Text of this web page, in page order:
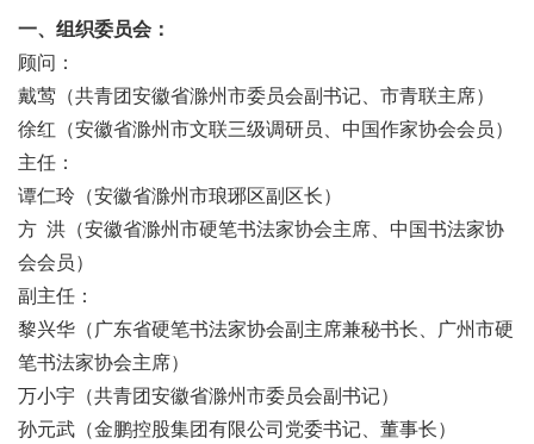
一、组织委员会：
顾问：
戴莺（共青团安徽省滁州市委员会副书记、市青联主席）
徐红（安徽省滁州市文联三级调研员、中国作家协会会员）
主任：
谭仁玲（安徽省滁州市琅琊区副区长）
方 洪（安徽省滁州市硬笔书法家协会主席、中国书法家协
会会员）
副主任：
黎兴华（广东省硬笔书法家协会副主席兼秘书长、广州市硬
笔书法家协会主席）
万小宇（共青团安徽省滁州市委员会副书记）
孙元武（金鹏控股集团有限公司党委书记、董事长）